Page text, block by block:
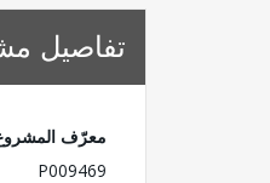
تفاصيل
معرّف
P009469